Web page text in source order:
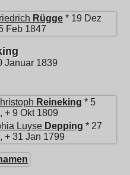
Rügge * 19 Dez
Feb 1847
Januar 1839
Reineking * 5
+ 9 Okt 1809
Luyse Depping * 27
+ 31 Jan 1799